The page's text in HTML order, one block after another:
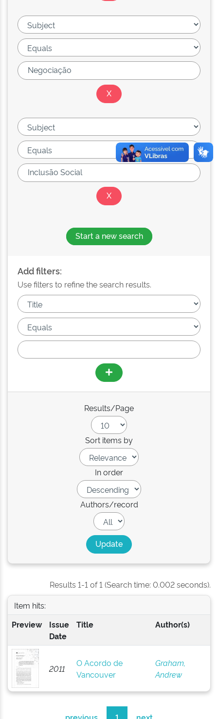
Start a new search
Add filters:
Use filters to refine the search results.
Results/Page
Sort items by
In order
Authors/record
Results 1-1 of 1 (Search time: 0.002 seconds).
Item hits:
Preview
Issue
Date
Title Author(s)
2011
O Acordo de
Vancouver
Graham,
Andrew